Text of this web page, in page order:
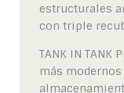
estructurales
con triple
TANK IN TANK
más